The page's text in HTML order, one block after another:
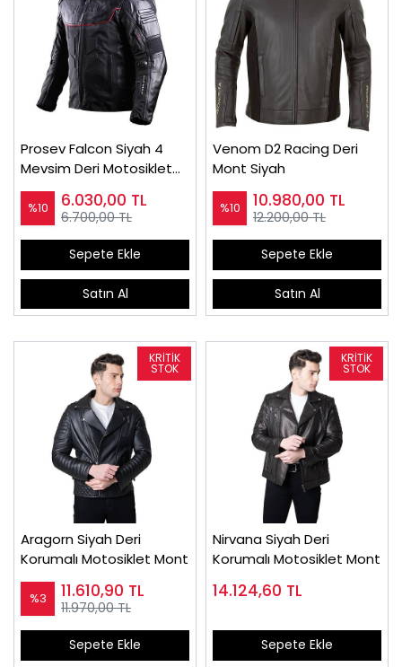
Prosev Falcon Siyah 4
Mevsim Deri Motosiklet
Montu
%10 6.030,00 TL
6.700,00 TL
Sepete Ekle
Satın Al
Venom D2 Racing Deri
Mont Siyah
%10 10.980,00 TL
12.200,00 TL
Sepete Ekle
Satın Al
Aragorn Siyah Deri
Korumalı Motosiklet Mont
%3 11.610,90 TL
11.970,00 TL
Sepete Ekle
Nirvana Siyah Deri
Korumalı Motosiklet Mont
14.124,60 TL
Sepete Ekle